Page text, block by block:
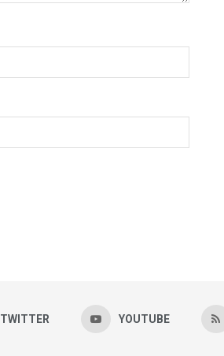
TWITTER YOUTUBE